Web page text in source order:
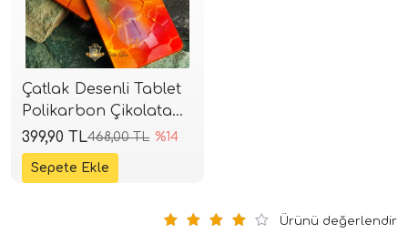
Çatlak Desenli Tablet
Polikarbon Çikolata
Kalıbı (4 Gözlü)
468,00 TL %14
399,90 TL
Ürünü değerlendir